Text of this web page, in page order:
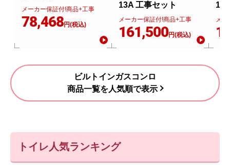
メーカー保証付!商品+工事
78,468円(税込)
13A 工事セット
メーカー保証付!商品+工事
161,500円(税込)
メー
ビルトインガスコンロ
商品一覧を人気順で表示
トイレ人気ランキング